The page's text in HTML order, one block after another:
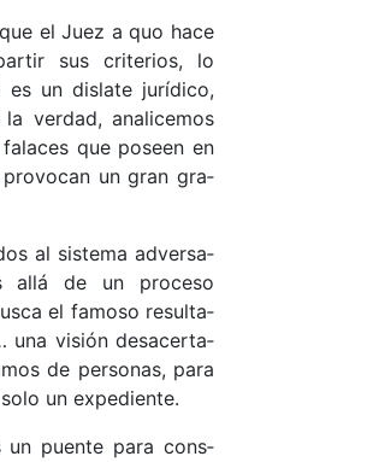
el Juez a quo ha­ce
sus cri­te­rio­s, lo
es un dis­la­te ju­rí­di­co,
ver­da­d, ana­li­ce­mos
que po­seen en
un gran gra­
al sis­te­ma ad­ver­sa­
allá de un pro­ce­so
el fa­mo­so re­sul­ta­
una vi­sión des­acer­ta­
de per­so­na­s, pa­ra
un ex­pe­dien­te.
un puen­te pa­ra cons­